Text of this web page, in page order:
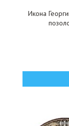
Икона